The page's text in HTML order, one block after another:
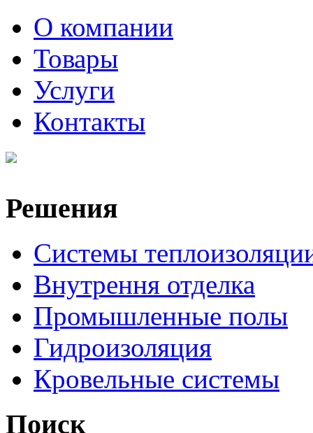
О компании
Товары
Услуги
Контакты
Решения
Системы
Внутрення отделка
Промышленные полы
Гидроизоляция
Кровельные системы
Поиск